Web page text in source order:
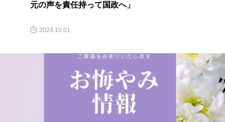
元の声を責任持って国政へ」
2024.10.01